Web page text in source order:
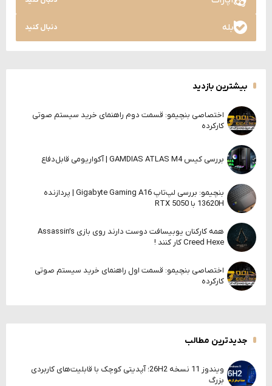
بله دنبال کنید
بیشترین بازدید
اختصاصی بنچیمو: قسمت دوم راهنمای خرید سیستم صوتی
کارکرده
بررسی کیس GAMDIAS ATLAS M4 | آکواریومی قابل‌دفاع
بنچیمو: بررسی لپ‌تاپ Gigabyte Gaming A16 | پردازنده
13620H با RTX 5050
همه کارکنان یوبیسافت دوست دارند روی بازی Assassin’s
Creed Hexe کار کنند !
اختصاصی بنچیمو: قسمت اول راهنمای خرید سیستم صوتی
کارکرده
جدیدترین مطالب
ویندوز 11 نسخه 26H2؛ آپدیتی کوچک با قابلیت‌های کاربردی
بزرگ